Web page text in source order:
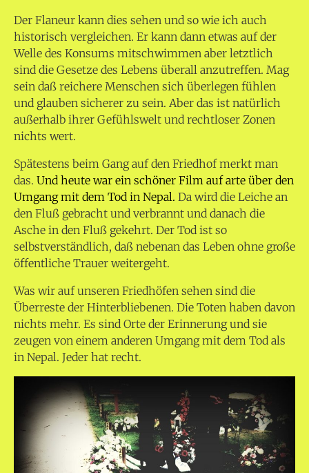
Der Flaneur kann dies sehen und so wie ich auch
historisch vergleichen. Er kann dann etwas auf der
Welle des Konsums mitschwimmen aber letztlich
sind die Gesetze des Lebens überall anzutreffen. Mag
sein daß reichere Menschen sich überlegen fühlen
und glauben sicherer zu sein. Aber das ist natürlich
außerhalb ihrer Gefühlswelt und rechtloser Zonen
nichts wert.
Spätestens beim Gang auf den Friedhof merkt man
das. Und heute war ein schöner Film auf arte über den
Umgang mit dem Tod in Nepal. Da wird die Leiche an
den Fluß gebracht und verbrannt und danach die
Asche in den Fluß gekehrt. Der Tod ist so
selbstverständlich, daß nebenan das Leben ohne große
öffentliche Trauer weitergeht.
Was wir auf unseren Friedhöfen sehen sind die
Überreste der Hinterbliebenen. Die Toten haben davon
nichts mehr. Es sind Orte der Erinnerung und sie
zeugen von einem anderen Umgang mit dem Tod als
in Nepal. Jeder hat recht.